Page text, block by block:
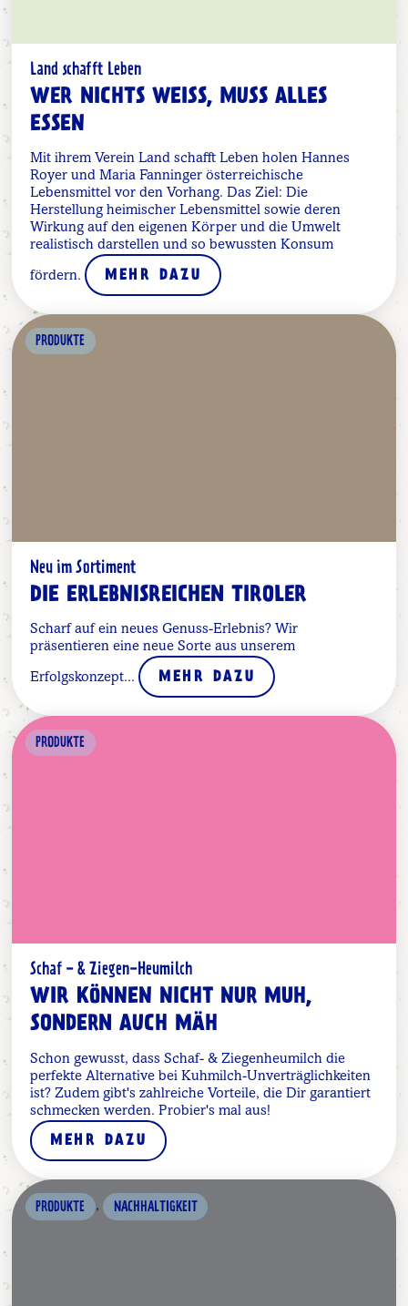
Land schafft Leben
WER NICHTS WEISS, MUSS ALLES E
SSEN
Mit ihrem Verein Land schafft Leben holen Hannes
Royer und Maria Fanninger österreichische
Lebensmittel vor den Vorhang. Das Ziel: Die
Herstellung heimischer Lebensmittel sowie deren
Wirkung auf den eigenen Körper und die Umwelt
realistisch darstellen und so bewussten Konsum
fördern. MEHR DAZU
PRODUKTE
Neu im Sortiment
DIE ERLEBNISREICHEN TIROLER
Scharf auf ein neues Genuss-Erlebnis? Wir
präsentieren eine neue Sorte aus unserem
Erfolgskonzept... MEHR DAZU
PRODUKTE
Schaf - & Ziegen-Heumilch
WIR KÖNNEN NICHT NUR MUH,
SONDERN AUCH MÄH
Schon gewusst, dass Schaf- & Ziegenheumilch die
perfekte Alternative bei Kuhmilch-Unverträglichkeiten
ist? Zudem gibt's zahlreiche Vorteile, die Dir garantiert
schmecken werden. Probier's mal aus!
MEHR DAZU
PRODUKTE , NACHHALTIGKEIT